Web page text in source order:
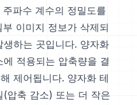
파수 계수의 정밀도를
이미지 정보가 삭제되
하는 곳입니다. 양자화
적용되는 압축량을 결
제어됩니다. 양자화 테
압축 감소) 또는 더 작은